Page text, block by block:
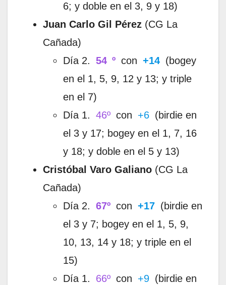
6; y doble en el 3, 9 y 18)
Juan Carlo Gil Pérez (CG La
Cañada)
Día 2. 54 º con +14 (bogey
en el 1, 5, 9, 12 y 13; y triple
en el 7)
Día 1. 46º con +6 (birdie en
el 3 y 17; bogey en el 1, 7, 16
y 18; y doble en el 5 y 13)
Cristóbal Varo Galiano (CG La
Cañada)
Día 2. 67º con +17 (birdie en
el 3 y 7; bogey en el 1, 5, 9,
10, 13, 14 y 18; y triple en el
15)
Día 1.
66º con +9 (birdie en